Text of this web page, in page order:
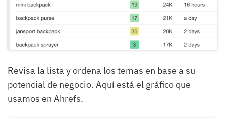
Revisa la lista y ordena los temas en base a su
potencial de negocio. Aquí está el gráfico que
usamos en Ahrefs.